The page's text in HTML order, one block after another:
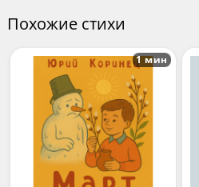
Похожие стихи
1 мин